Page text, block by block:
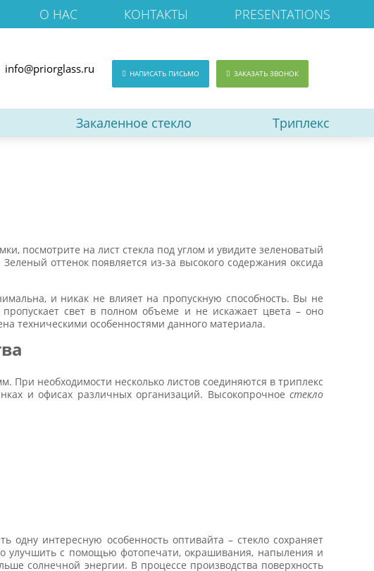
О НАС КОНТАКТЫ PRESENTATIONS
info@priorglass.ru НАПИСАТЬ ПИСЬМО ЗАКАЗАТЬ ЗВОНОК
Закаленное стекло Триплекс
посмотрите на лист стекла под углом и увидите зеленоватый
оттенок появляется из-за высокого содержания оксида
и никак не влияет на пропускную способность. Вы не
пропускает свет в полном объеме и не искажает цвета – оно
техническими особенностями данного материала.
При необходимости несколько листов соединяются в триплекс
и офисах различных организаций. Высокопрочное стекло
интересную особенность оптивайта – стекло сохраняет
улучшить с помощью фотопечати, окрашивания, напыления и
солнечной энергии. В процессе производства поверхность